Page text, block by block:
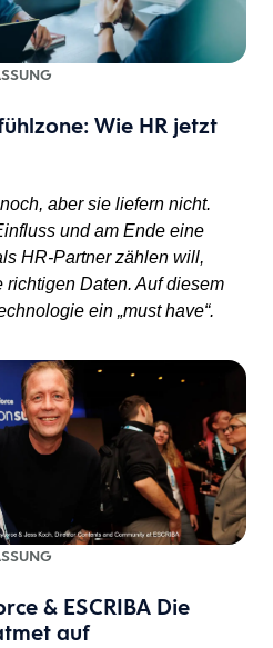
Wie HR jetzt
aber sie liefern nicht.
und am Ende eine
HR-Partner zählen will,
Daten. Auf diesem
ein „must have“.
& ESCRIBA Die
auf